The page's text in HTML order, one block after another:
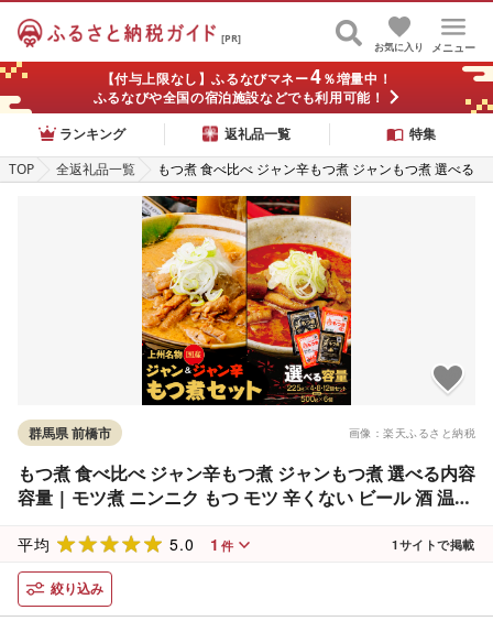
[PR]
メニュー
お気に入り
【付与上限なし】ふるなびマネー4％増量中！
ふるなびや全国の宿泊施設などでも利用可能！
ランキング
返礼品一覧
特集
TOP
全返礼品一覧
もつ煮 食べ比べ ジャン辛もつ煮 ジャンもつ煮 選べる
内容 容量 | モツ煮 ニンニク もつ モツ 辛くない ビール
酒 温まる 鍋 おかず おつまみ 惣菜 国産 豚 豚肉 冷蔵 簡
単 手軽 料理 家庭 ごはん 雷太郎 チカラ印 群馬県 前橋
市
画像：楽天ふるさと納税
群馬県 前橋市
もつ煮 食べ比べ ジャン辛もつ煮 ジャンもつ煮 選べる内容
容量 | モツ煮 ニンニク もつ モツ 辛くない ビール 酒 温ま
理 家庭 ごはん 雷太郎 チカラ印 群馬県 前橋市
平均 5.0 1 件 1サイトで掲載
絞り込み